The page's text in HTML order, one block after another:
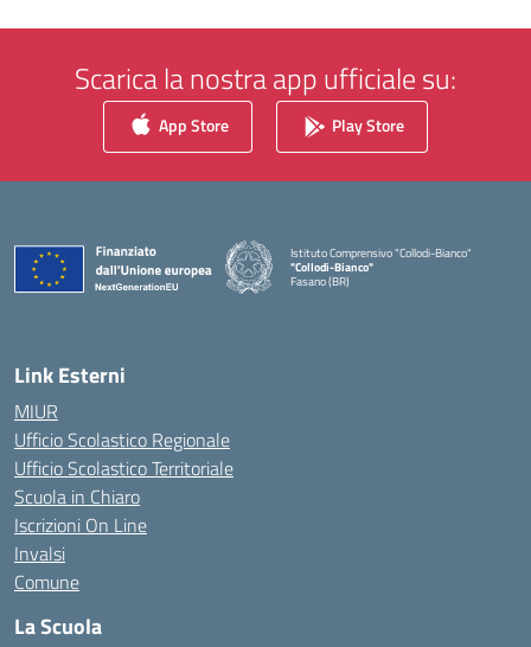
Scarica la nostra app ufficiale su:
App Store Play Store
Istituto Comprensivo "Collodi-Bianco"
"Collodi-Bianco"
Fasano (BR)
Link Esterni
MIUR
Ufficio Scolastico Regionale
Ufficio Scolastico Territoriale
Scuola in Chiaro
Iscrizioni On Line
Invalsi
Comune
La Scuola